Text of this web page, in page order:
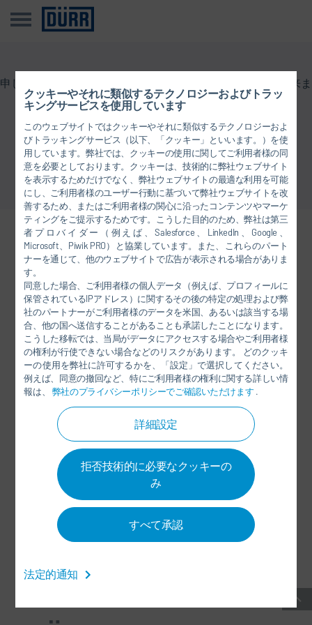
クッキーやそれに類似するテクノロジーおよびトラッ
キングサービスを使用しています
このウェブサイトではクッキーやそれに類似するテクノロジーおよ
びトラッキングサービス（以下、「クッキー」といいます。）を使
用しています。弊社では、クッキーの使用に関してご利用者様の同
意を必要としております。クッキーは、技術的に弊社ウェブサイト
を表示するためだけでなく、弊社ウェブサイトの最適な利用を可能
にし、ご利用者様のユーザー行動に基づいて弊社ウェブサイトを改
善するため、またはご利用者様の関心に沿ったコンテンツやマーケ
ティングをご提示するためです。こうした目的のため、弊社は第三
者プロバイダー（例えば、Salesforce、LinkedIn、Google、
Microsoft、Piwik PRO）と協業しています。また、これらのパート
ナーを通じて、他のウェブサイトで広告が表示される場合がありま
す。
同意した場合、ご利用者様の個人データ（例えば、プロフィールに
保管されているIPアドレス）に関するその後の特定の処理および弊
社のパートナーがご利用者様のデータを米国、あるいは該当する場
合、他の国へ送信することがあることも承諾したことになります。
こうした移転では、当局がデータにアクセスする場合やご利用者様
の権利が行使できない場合などのリスクがあります。 どのクッキ
ーの使用を弊社に許可するかを、「設定」で選択してください。
例えば、同意の撤回など、特にご利用者様の権利に関する詳しい情
報は、 弊社のプライバシーポリシーでご確認いただけます .
詳細設定
拒否技術的に必要なクッキーの
み
すべて承認
法定的通知
申し訳御座いません。本情報は日本語ではご覧頂く事が出来ま
せん
概要に戻る
ネットワークで当社とリンクを
結んでください
FACEBOOK
YOUTUBE
LINKEDIN
INSTAGRAM
ソーシャルメディア
ニュースレター
連絡先 / 場所
INTEGRITY LINE